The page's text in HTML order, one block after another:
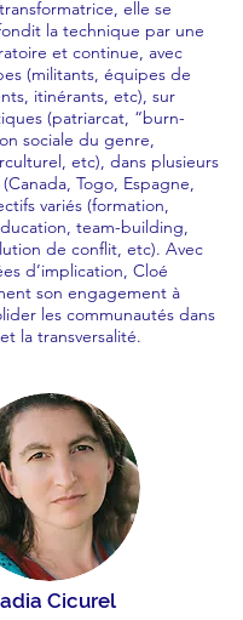
elle se
la technique par une
et continue, avec
(militants, équipes de
itinérants, etc), sur
(patriarcat, “burn-
sociale du genre,
etc), dans plusieurs
Togo, Espagne,
variés (formation,
team-building,
de conflit, etc). Avec
d’implication, Cloé
son engagement à
les communautés dans
la transversalité.
Cicurel